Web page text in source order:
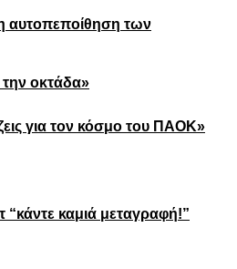
η αυτοπεποίθηση των
οκτάδα»
για τον κόσμο του ΠΑΟΚ»
καμιά μεταγραφή!”